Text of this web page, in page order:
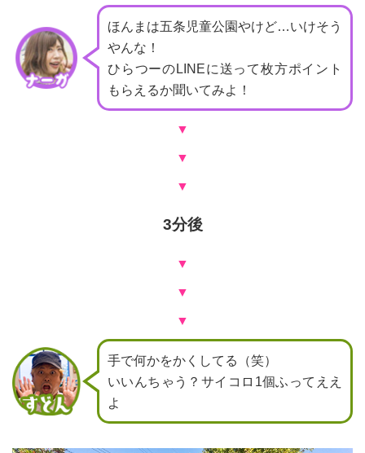
ほんまは五条児童公園やけど…いけそう
やんな！
ひらつーのLINEに送って枚方ポイント
もらえるか聞いてみよ！
▼
▼
▼
3分後
▼
▼
▼
手で何かをかくしてる（笑）
いいんちゃう？サイコロ1個ふってええ
よ